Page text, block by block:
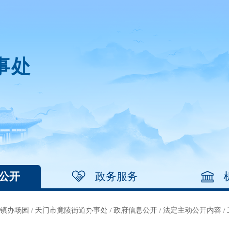
处
开 政务服务
办场园 / 天门市竟陵街道办事处 / 政府信息公开 / 法定主动公开内容 /